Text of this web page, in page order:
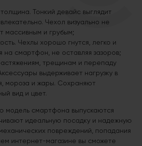
Тонкий девайс выглядит
Чехол визуально не
массивным и грубым;
Чехлы хорошо гнутся, легко и
на смартфон, не оставляя зазоров;
трещинам и перепаду
выдерживает нагрузку в
мороза и жары. Сохраняют
вид и цвет.
модель смартфона выпускаются
идеальную посадку и надежную
повреждений, попадания
интернет-магазине вы сможете